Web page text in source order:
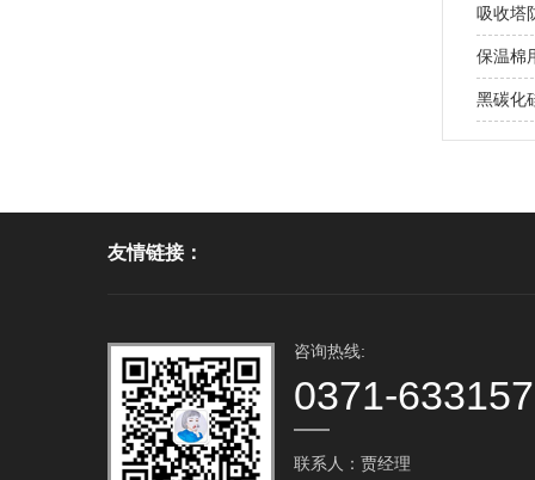
吸收塔
保温棉
黑碳化
友情链接：
咨询热线:
0371-
联系人：贾经理